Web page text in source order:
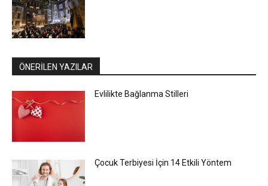
ÖNERİLEN YAZILAR
Evlilikte Bağlanma Stilleri
Çocuk Terbiyesi İçin 14 Etkili Yöntem